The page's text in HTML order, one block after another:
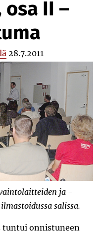
II –
28.7.2011
ja -
salissa.
tuntui onnistuneen